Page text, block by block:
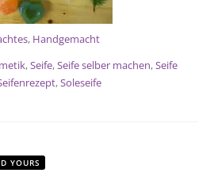
, Handgemacht
,Seife,Seife selber machen,Seife
,Soleseife
YOURS